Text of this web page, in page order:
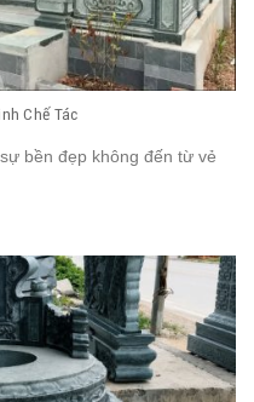
Chế Tác
bền đẹp không đến từ vẻ